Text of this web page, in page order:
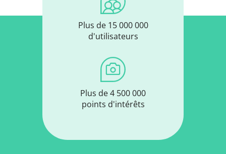
Plus de 15 000 000
d'utilisateurs
Plus de 4 500 000
points d'intérêts